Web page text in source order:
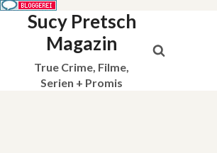
Sucy Pretsch
Magazin
True Crime, Filme,
Serien + Promis